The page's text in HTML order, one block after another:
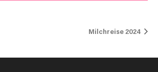
Milchreise 2024